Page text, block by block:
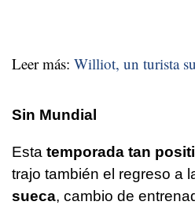
Leer más: Williot, un turista
Sin Mundial
Esta temporada tan
trajo también el regreso a
sueca, cambio de